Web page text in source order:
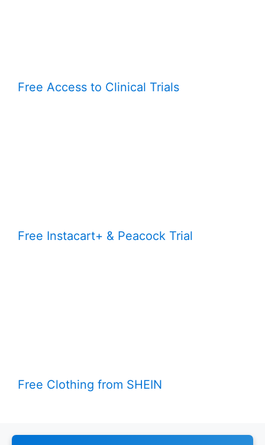
Free Access to Clinical Trials
Free Instacart+ & Peacock Trial
Free Clothing from SHEIN